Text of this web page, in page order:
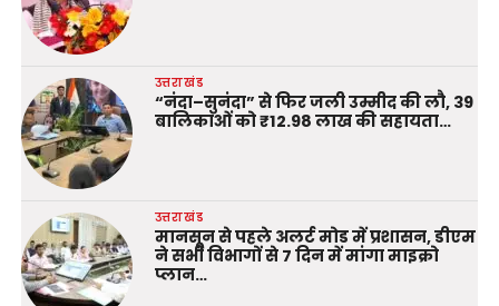
उत्तराखंड
“नंदा–सुनंदा” से फिर जली उम्मीद की लौ, 39
बालिकाओं को ₹12.98 लाख की सहायता…
उत्तराखंड
मानसून से पहले अलर्ट मोड में प्रशासन, डीएम
ने सभी विभागों से 7 दिन में मांगा माइक्रो
प्लान…